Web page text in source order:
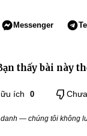
Messenger
thấy bài này
ích 0
— chúng tôi không